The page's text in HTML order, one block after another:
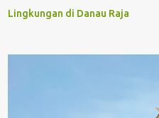
Lingkungan di Danau Raja